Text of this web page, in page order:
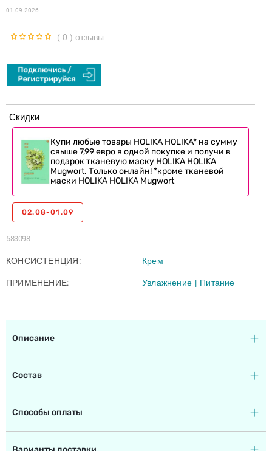
01.09.2026
( 0 ) отзывы
583098
Скидки
Купи любые товары HOLIKA HOLIKA* на сумму
свыше 7,99 евро в одной покупке и получи в
подарок тканевую маску HOLIKA HOLIKA
Mugwort. Только онлайн! *кроме тканевой
маски HOLIKA HOLIKA Mugwort
02.08-01.09
КОНСИСТЕНЦИЯ Крем
ПРИМЕНЕНИЕ Увлажнение Питание
Описание
Состав
Способы оплаты